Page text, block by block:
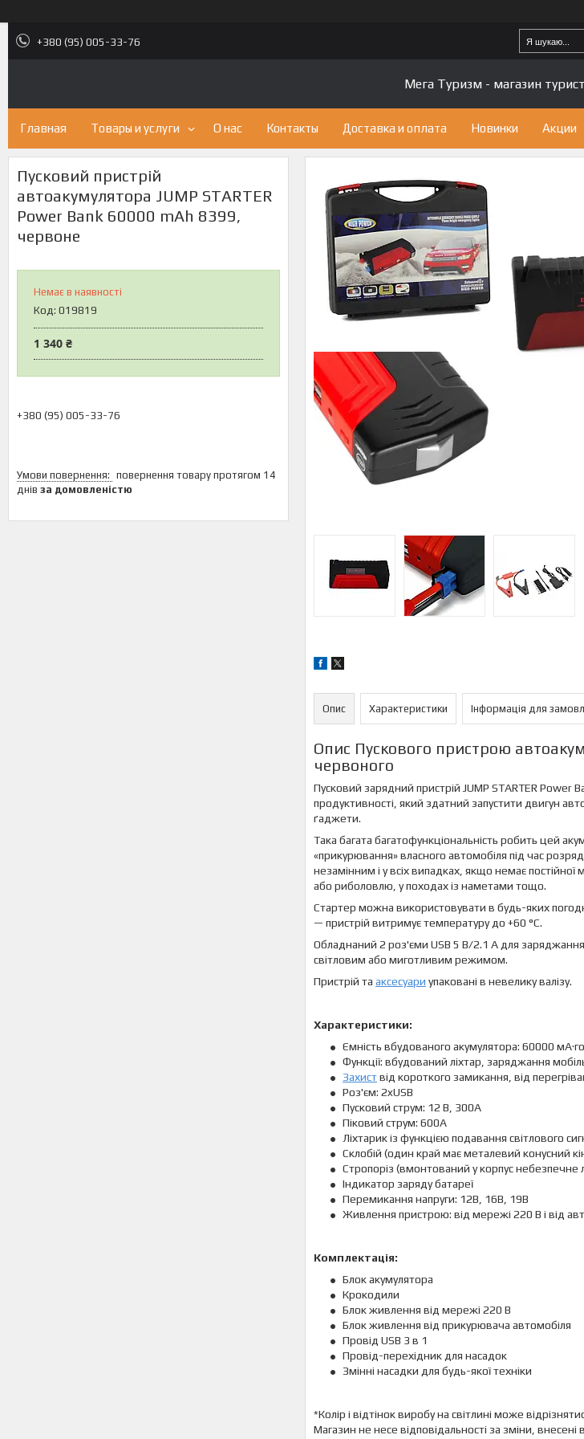
+380 (95) 005-33-76
Мега Туризм - магазин
Главная Товары и услуги О нас Контакты Доставка и оплата Новинки Акции
Пусковий пристрій
автоакумулятора JUMP STARTER
Power Bank 60000 mAh 8399,
червоне
Немає в наявності
Код: 019819
1 340 ₴
+380 (95) 005-33-76
повернення товару протягом 14
днів за домовленістю
Опис Характеристики Інформація для
Опис Пускового пристрою
червоного
Пусковий зарядний пристрій JUMP STARTER
продуктивності, який здатний запустити двигун
ґаджети.
Така багата багатофункціональність робить цей
«прикурювання» власного автомобіля під час
незамінним і у всіх випадках, якщо немає
або риболовлю, у походах із наметами тощо.
Стартер можна використовувати в будь-яких
— пристрій витримує температуру до +60 °C.
Обладнаний 2 роз'єми USB 5 В/2.1 А для заряджання
світловим або миготливим режимом.
Пристрій та аксесуари упаковані в невелику валізу.
Характеристики:
Ємність вбудованого акумулятора: 60000
Функції: вбудований ліхтар, заряджання
Захиствід короткого замикання, від
Роз'єм: 2xUSB
Пусковий струм: 12 В, 300A
Піковий струм: 600А
Ліхтарик із функцією подавання світлового
Склобій (один край має металевий конусний
Стропоріз (вмонтований у корпус
Індикатор заряду батареї
Перемикання напруги: 12В, 16В, 19В
Живлення пристрою: від мережі 220 В і від
Комплектація:
Блок акумулятора
Крокодили
Блок живлення від мережі 220 В
Блок живлення від прикурювача автомобіля
Провід USB 3 в 1
Провід-перехідник для насадок
Змінні насадки для будь-якої техніки
*Колір і відтінок виробу на світлині може
Магазин не несе відповідальності за зміни,